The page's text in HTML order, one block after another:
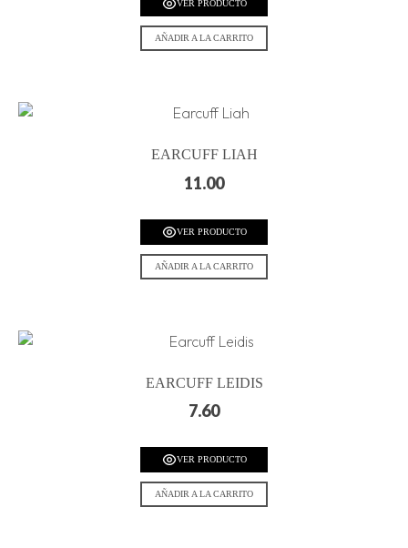
VER PRODUCTO
AÑADIR A LA CARRITO
EARCUFF LIAH
11.00
VER PRODUCTO
AÑADIR A LA CARRITO
EARCUFF LEIDIS
7.60
VER PRODUCTO
AÑADIR A LA CARRITO